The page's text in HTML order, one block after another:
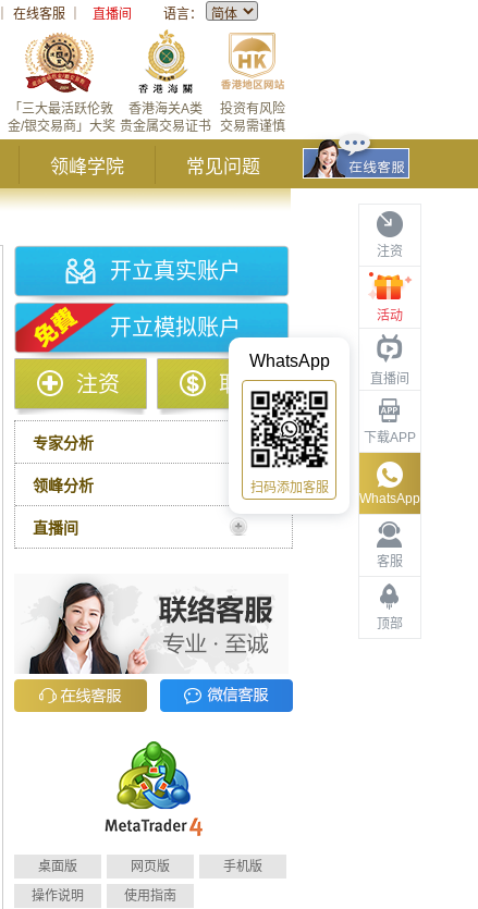
在线客服 直播间 语言：
投资有风险
交易需谨慎
香港海关A类
贵金属交易证书
「三大最活跃伦敦
金/银交易商」大奖
领峰学院 常见问题
注资
活动
直播间
下载APP
客服
顶部
WhatsApp
WhatsApp
扫码添加客服
开立真实账户
开立模拟账户
注资 取款
专家分析
领峰分析
直播间
桌面版 网页版
手机版
操作说明
使用指南